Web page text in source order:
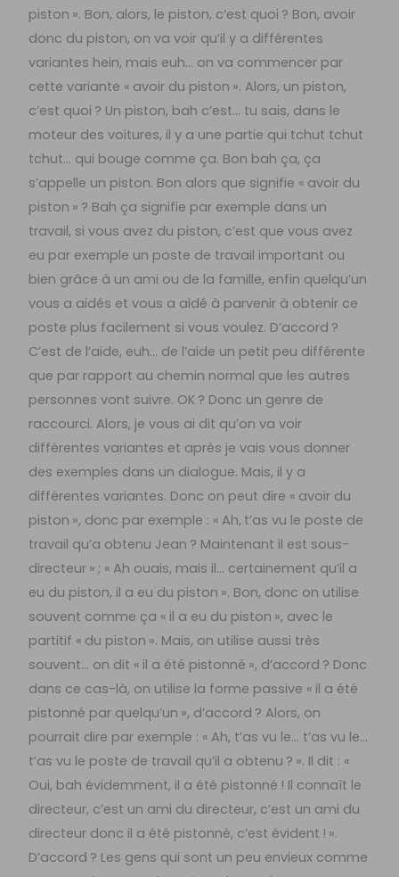
piston ». Bon, alors, le piston, c’est quoi ? Bon, avoir
donc du piston, on va voir qu’il y a différentes
variantes hein, mais euh… on va commencer par
cette variante « avoir du piston ». Alors, un piston,
c’est quoi ? Un piston, bah c’est… tu sais, dans le
moteur des voitures, il y a une partie qui tchut tchut
tchut… qui bouge comme ça. Bon bah ça, ça
s’appelle un piston. Bon alors que signifie « avoir du
piston » ? Bah ça signifie par exemple dans un
travail, si vous avez du piston, c’est que vous avez
eu par exemple un poste de travail important ou
bien grâce à un ami ou de la famille, enfin quelqu’un
vous a aidés et vous a aidé à parvenir à obtenir ce
poste plus facilement si vous voulez. D’accord ?
C’est de l’aide, euh… de l’aide un petit peu différente
que par rapport au chemin normal que les autres
personnes vont suivre. OK ? Donc un genre de
raccourci. Alors, je vous ai dit qu’on va voir
différentes variantes et après je vais vous donner
des exemples dans un dialogue. Mais, il y a
différentes variantes. Donc on peut dire « avoir du
piston », donc par exemple : « Ah, t’as vu le poste de
travail qu’a obtenu Jean ? Maintenant il est sous-
directeur » ; « Ah ouais, mais il… certainement qu’il a
eu du piston, il a eu du piston ». Bon, donc on utilise
souvent comme ça « il a eu du piston », avec le
partitif « du piston ». Mais, on utilise aussi très
souvent… on dit « il a été pistonné », d’accord ? Donc
dans ce cas-là, on utilise la forme passive « il a été
pistonné par quelqu’un », d’accord ? Alors, on
pourrait dire par exemple : « Ah, t’as vu le… t’as vu le…
t’as vu le poste de travail qu’il a obtenu ? ». Il dit : «
Oui, bah évidemment, il a été pistonné ! Il connaît le
directeur, c’est un ami du directeur, c’est un ami du
directeur donc il a été pistonné, c’est évident ! ».
D’accord ? Les gens qui sont un peu envieux comme